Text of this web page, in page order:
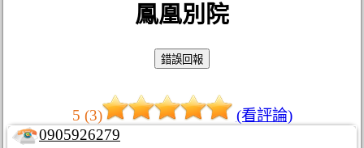
鳳凰別院
5 (3)
(看評論)
0905926279